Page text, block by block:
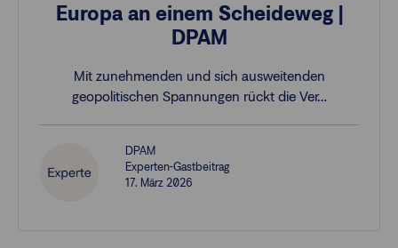
Europa an einem Scheideweg |
DPAM
Mit zunehmenden und sich ausweitenden
geopolitischen Spannungen rückt die Ver…
DPAM
Experten-Gastbeitrag
17. März 2026